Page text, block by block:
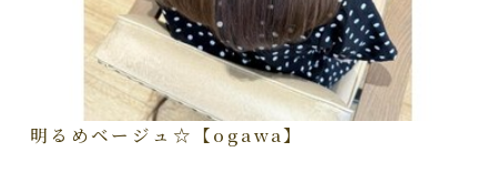
明るめベージュ☆【ogawa】